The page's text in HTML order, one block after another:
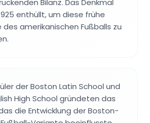
Bilanz. Das Denkmal
enthüllt, um diese frühe
des amerikanischen Fußballs zu
der Boston Latin School und
High School gründeten das
die Entwicklung der Boston-